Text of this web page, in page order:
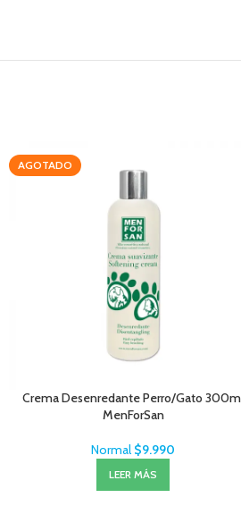
AGOTADO
Crema Desenredante Perro/Gato
MenForSan
Normal $9.990
LEER MÁS